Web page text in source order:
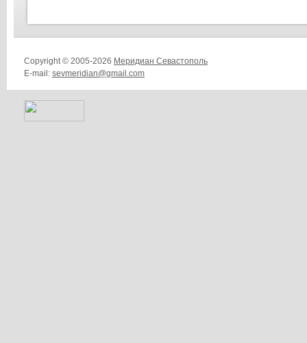
Copyright © 2005-2026 Меридиан Севастополь
E-mail: sevmeridian@gmail.com